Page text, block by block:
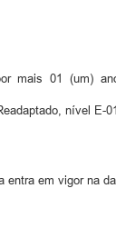
mais 01 (um)
nível E-
entra em vigor na